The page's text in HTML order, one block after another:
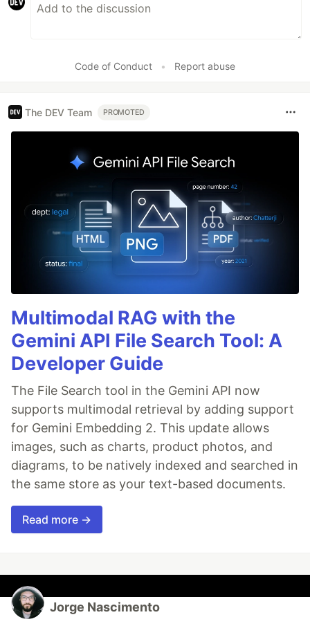
Code of Conduct • Report abuse
The DEV Team PROMOTED
Multimodal RAG with the
Gemini API File Search Tool: A
Developer Guide
The File Search tool in the Gemini API now
supports multimodal retrieval by adding support
for Gemini Embedding 2. This update allows
images, such as charts, product photos, and
diagrams, to be natively indexed and searched in
the same store as your text-based documents.
Read more →
Jorge Nascimento